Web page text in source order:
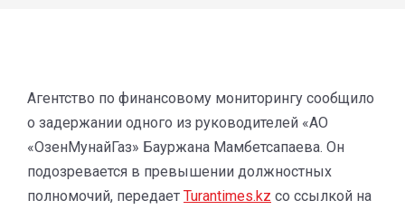
Агентство по финансовому мониторингу сообщило
о задержании одного из руководителей «АО
«ОзенМунайГаз» Бауржана Мамбетсапаева. Он
подозревается в превышении должностных
полномочий, передает Turantimes.kz со ссылкой на